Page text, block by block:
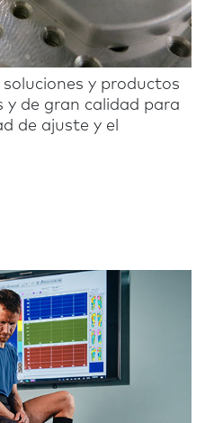
y productos
y de gran calidad para
de ajuste y el